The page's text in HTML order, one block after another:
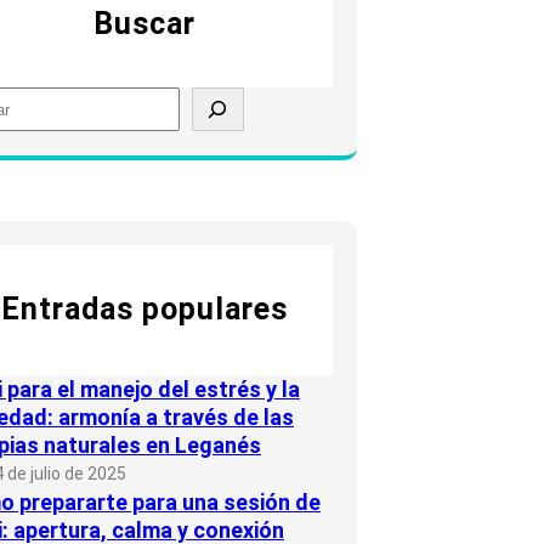
Buscar
Entradas populares
para el manejo del estrés y la
armonía a través de las
naturales en Leganés
de julio de 2025
prepararte para una sesión de
apertura, calma y conexión